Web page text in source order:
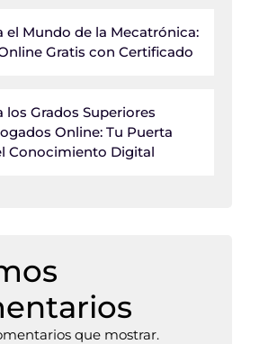
el Mundo de la Mecatrónica:
Gratis con Certificado
los Grados Superiores
Online: Tu Puerta
Conocimiento Digital
que mostrar.